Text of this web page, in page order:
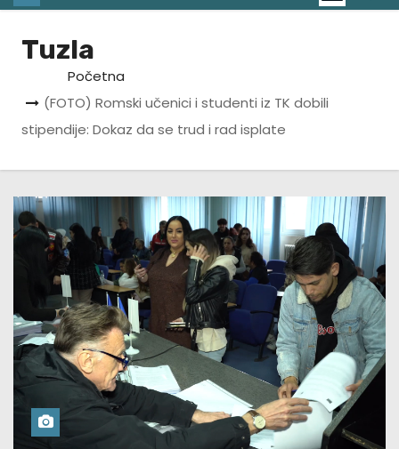
Tuzla
Početna
(FOTO) Romski učenici i studenti iz TK dobili
stipendije: Dokaz da se trud i rad isplate